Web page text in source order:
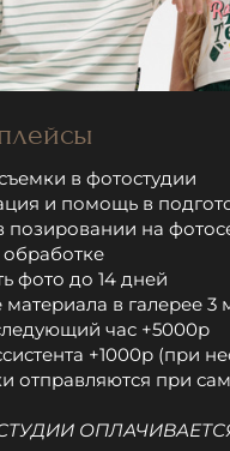
в фотостудии
и помощь в
позировании на
обработке
фото до 14 дней
материала в галерее 3
час +5000р
+1000р (при
отправляются при